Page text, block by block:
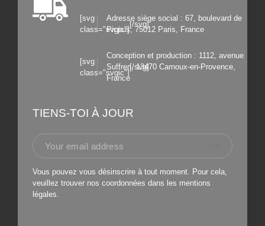
[svg
class="svgic"]
[/svg]
Adresse siège social : 67, boulevard de
Picpus, 75012 Paris, France
[svg
class="svgic"]
[/svg]
Conception et production : 1112, avenue
Suffren, 13470 Carnoux-en-Provence,
France
TIENS-TOI À JOUR
Vous pouvez vous désinscrire à tout moment. Pour cela,
veuillez trouver nos coordonnées dans les mentions
légales.